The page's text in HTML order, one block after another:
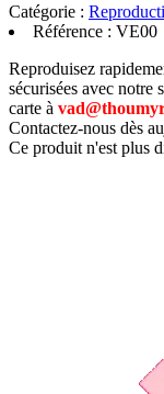
Catégorie :
Référence : VE00
Reproduisez
sécurisées avec notre
carte à
Contactez-nous dès
Ce produit n'est plus